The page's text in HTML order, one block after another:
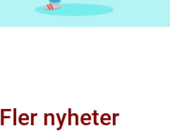
Fler nyheter